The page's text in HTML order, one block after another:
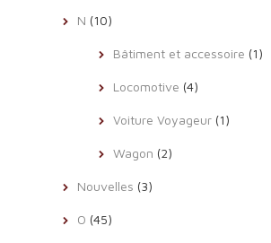
N (10)
Bâtiment et accessoire (1)
Locomotive (4)
Voiture Voyageur (1)
Wagon (2)
Nouvelles (3)
O (45)